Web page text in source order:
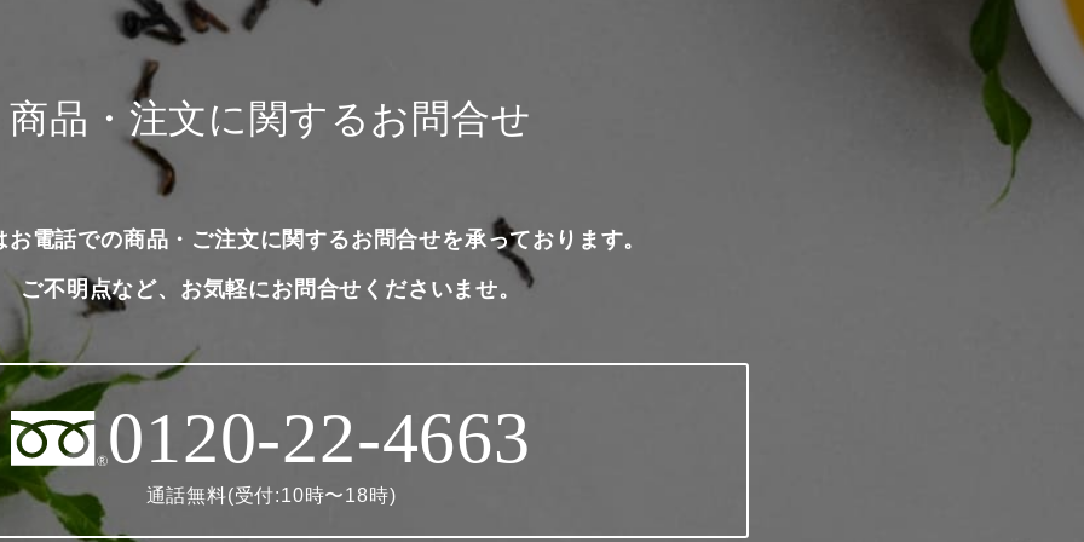
商品・注文に関するお問合せ
お電話での商品・ご注文に関するお問合せを承っております。
ご不明点など、お気軽にお問合せくださいませ。
0120-22-4663
通話無料(受付:10時〜18時)